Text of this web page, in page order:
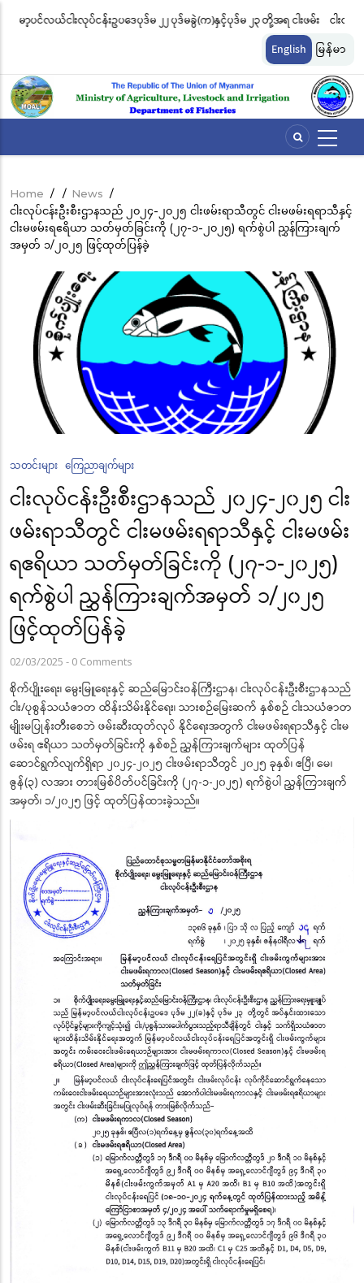
ဖမ်း
ငါးလုပ်ငန်းဦးစီးဌာနနှင့် FFI အကြား မြန်မာနိုင်ငံ ပင်လယ်နှင့် ရေချိုဇီဝမျိုးစုံ
မျိုးကွဲများ ထိန်းသိမ်းကာကွယ်စောင့်ရှောက်ခြင်းလုပ်ငန်းများ ဆောင်ရွက်မှု
English မြန်မာ
Breadcrumb
Home / / News /
ငါးလုပ်ငန်းဦးစီးဌာနသည် ၂၀၂၄-၂၀၂၅ ငါးဖမ်းရာသီတွင် ငါးမဖမ်းရရာသီနှင့်
ငါးမဖမ်းရဧရိယာ သတ်မှတ်ခြင်းကို (၂၇-၁-၂၀၂၅) ရက်စွဲပါ ညွှန်ကြားချက်
အမှတ် ၁/၂၀၂၅ ဖြင့်ထုတ်ပြန်ခဲ့
သတင်းများ ကြေညာချက်များ
ငါးလုပ်ငန်းဦးစီးဌာနသည် ၂၀၂၄-၂၀၂၅ ငါး
ဖမ်းရာသီတွင် ငါးမဖမ်းရရာသီနှင့် ငါးမဖမ်း
ရဧရိယာ သတ်မှတ်ခြင်းကို (၂၇-၁-၂၀၂၅)
ရက်စွဲပါ ညွှန်ကြားချက်အမှတ် ၁/၂၀၂၅
ဖြင့်ထုတ်ပြန်ခဲ့
02/03/2025 - 0 Comments
စိုက်ပျိုးရေး၊ မွေးမြူရေးနှင့် ဆည်မြောင်းဝန်ကြီးဌာန၊ ငါးလုပ်ငန်းဦးစီးဌာနသည်
ငါး/ပုစွန်သယံဇာတ ထိန်းသိမ်းနိုင်ရေး၊ သားစဉ်မြေးဆက် နှစ်စဉ် ငါးသယံဇာတ
မျိုးမပြုန်းတီးစေဘဲ ဖမ်းဆီးထုတ်လုပ် နိုင်ရေးအတွက် ငါးမဖမ်းရရာသီနှင့် ငါးမ
ဖမ်းရ ဧရိယာ သတ်မှတ်ခြင်းကို နှစ်စဉ် ညွှန်ကြားချက်များ ထုတ်ပြန်
ဆောင်ရွက်လျက်ရှိရာ ၂၀၂၄-၂၀၂၅ ငါးဖမ်းရာသီတွင် ၂၀၂၅ ခုနှစ်၊ ဧပြီ၊ မေ၊
ဇွန်(၃) လအား တားမြစ်ပိတ်ပင်ခြင်းကို (၂၇-၁-၂၀၂၅) ရက်စွဲပါ ညွှန်ကြားချက်
အမှတ်၊ ၁/၂၀၂၅ ဖြင့် ထုတ်ပြန်ထားခဲ့သည်။